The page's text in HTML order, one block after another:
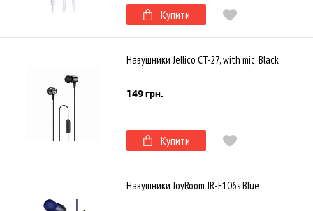
Купити
Навушники Jellico CT-27, with mic, Black
149 грн.
Купити
Навушники JoyRoom JR-E106s Blue